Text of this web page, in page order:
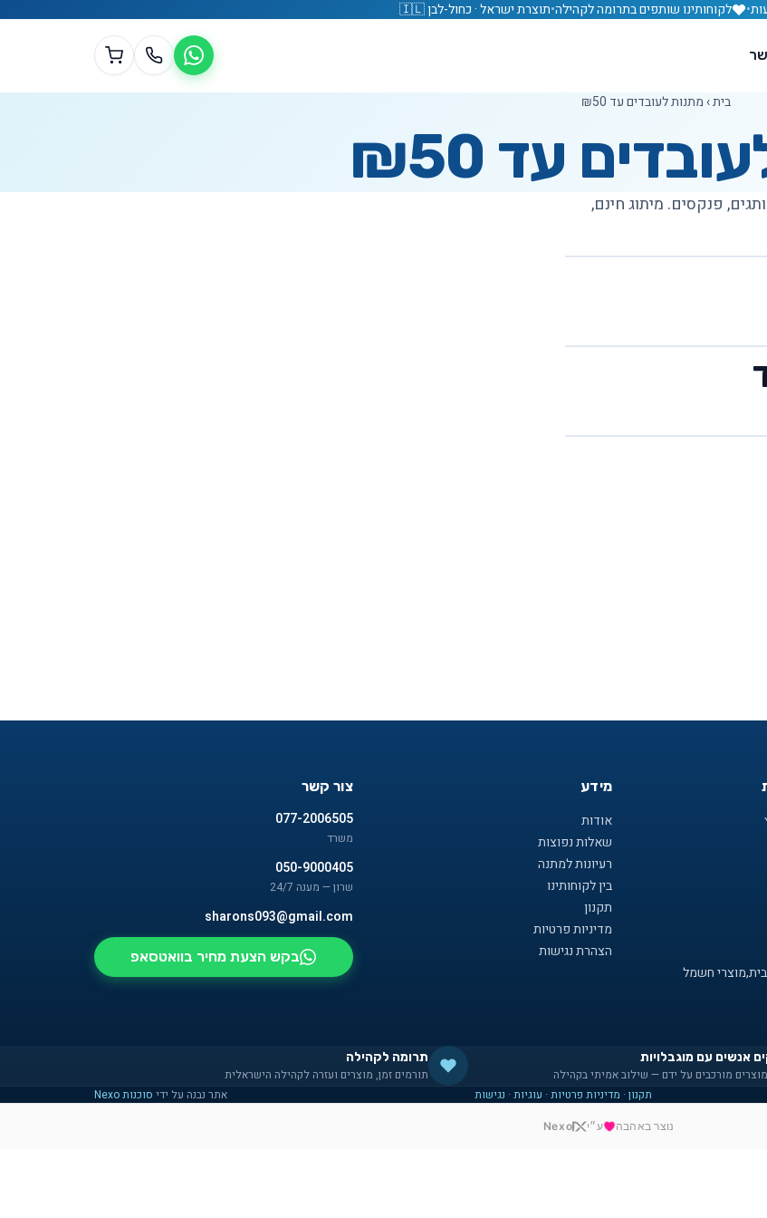
• לקוחותינו שותפים בתרומה לקהילה•תוצרת ישראל · כחול-לבן 🇮🇱
בית› מתנות לעובדים עד ₪50
עד ₪50
ממותגים, פנקסים. מיתוג חינם,
חשמל
מידע
אודות
שאלות נפוצות
רעיונות למתנה
בין לקוחותינו
תקנון
מדיניות פרטיות
הצהרת נגישות
צור קשר
077-2006505
משרד
050-9000405
שרון — מענה 24/7
sharons093@gmail.com
בקש הצעת מחיר בוואטסאפ
אנשים עם מוגבלויות
מורכבים על ידם — שילוב אמיתי בקהילה
תרומה לקהילה
תורמים זמן, מוצרים ועזרה לקהילה הישראלית
תקנון · מדיניות פרטיות · עוגיות · נגישות אתר נבנה על ידי סוכנות Nexo
נוצר באהבה ע״י Nexo